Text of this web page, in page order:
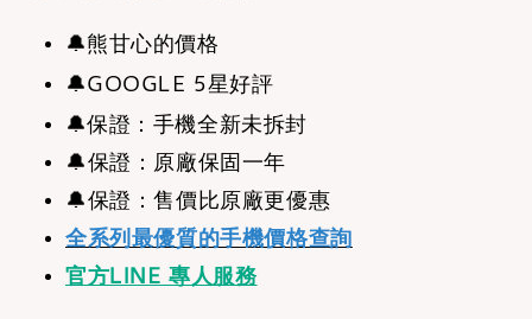
🔔熊甘心的價格
🔔GOOGLE 5星好評
🔔保證：手機全新未拆封
🔔保證：原廠保固一年
🔔保證：售價比原廠更優惠
全系列最優質的手機價格查詢
官方LINE 專人服務